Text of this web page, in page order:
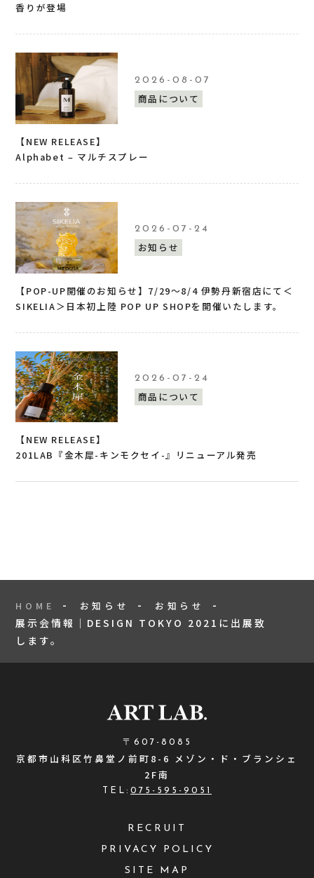
香りが登場
2026-08-07
商品について
【NEW RELEASE】
Alphabet – マルチスプレー
2026-07-24
お知らせ
【POP-UP開催のお知らせ】7/29〜8/4 伊勢丹新宿店にて＜
SIKELIA＞日本初上陸 POP UP SHOPを開催いたします。
2026-07-24
商品について
【NEW RELEASE】
201LAB『金木犀-キンモクセイ-』リニューアル発売
HOME お知らせ お知らせ
展示会情報｜DESIGN TOKYO 2021に出展致
します。
〒607-8085
京都市山科区竹鼻堂ノ前町8-6 メゾン・ド・ブランシェ
2F南
TEL: 075-595-9051
RECRUIT
PRIVACY POLICY
SITE MAP